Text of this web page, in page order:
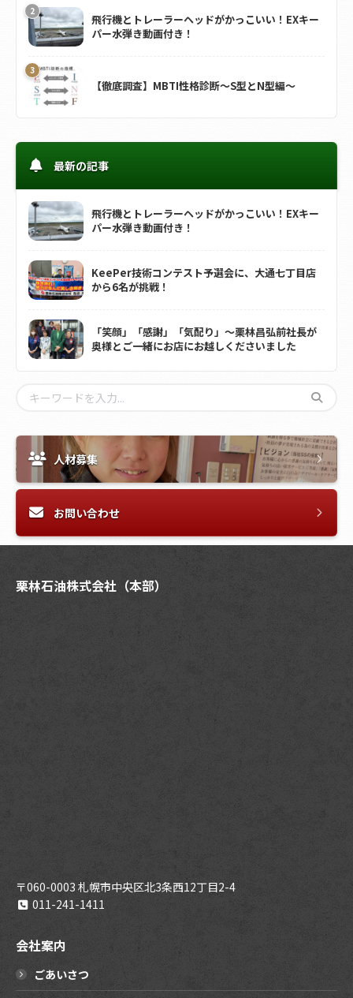
飛行機とトレーラーヘッドがかっこいい！EXキー
パー水弾き動画付き！
【徹底調査】MBTI性格診断～S型とN型編～
最新の記事
飛行機とトレーラーヘッドがかっこいい！EXキー
パー水弾き動画付き！
KeePer技術コンテスト予選会に、大通七丁目店
から6名が挑戦！
「笑顔」「感謝」「気配り」～栗林昌弘前社長が
奥様とご一緒にお店にお越しくださいました
人材募集
お問い合わせ
栗林石油株式会社（本部）
〒060-0003 札幌市中央区北3条西12丁目2-4
011-241-1411
会社案内
ごあいさつ